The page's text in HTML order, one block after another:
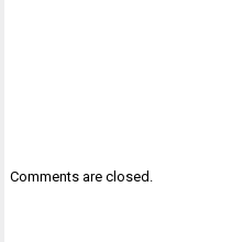
Comments are closed.